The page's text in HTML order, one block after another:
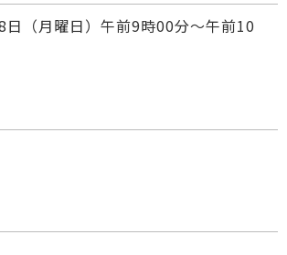
（月曜日）午前9時00分～午前10